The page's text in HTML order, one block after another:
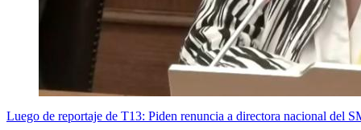
Luego de reportaje de T13: Piden renuncia a directora nacional del